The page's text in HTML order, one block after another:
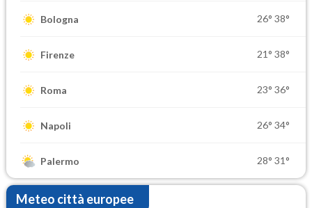
Bologna 26° 38°
Firenze 21° 38°
Roma 23° 36°
Napoli 26° 34°
Palermo 28° 31°
Meteo città europee